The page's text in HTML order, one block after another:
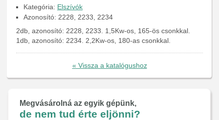
Kategória: Elszívók
Azonosító: 2228, 2233, 2234
2db, azonosító: 2228, 2233. 1,5Kw-os, 165-ös csonkkal.
1db, azonosító: 2234. 2,2Kw-os, 180-as csonkkal.
« Vissza a katalógushoz
Megvásárolná az egyik gépünk,
de nem tud érte eljönni?